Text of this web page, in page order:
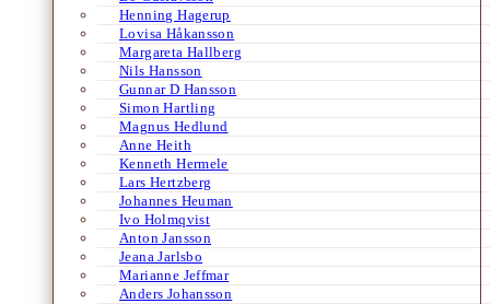
Henning Hagerup
Lovisa Håkansson
Margareta Hallberg
Nils Hansson
Gunnar D Hansson
Simon Hartling
Magnus Hedlund
Anne Heith
Kenneth Hermele
Lars Hertzberg
Johannes Heuman
Ivo Holmqvist
Anton Jansson
Jeana Jarlsbo
Marianne Jeffmar
Anders Johansson